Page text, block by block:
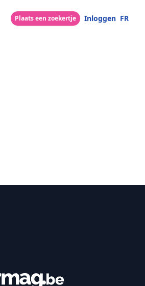
Plaats een zoekertje Inloggen FR